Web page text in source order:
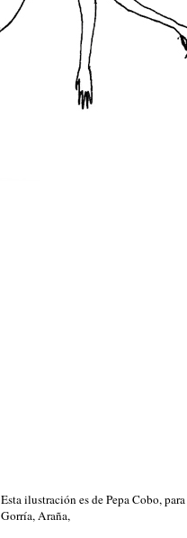
Esta ilustración es de Pepa Cobo,
Gorría, Araña,